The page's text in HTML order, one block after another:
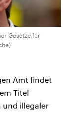
Gesetze für
Amt findet
Titel
und illegaler